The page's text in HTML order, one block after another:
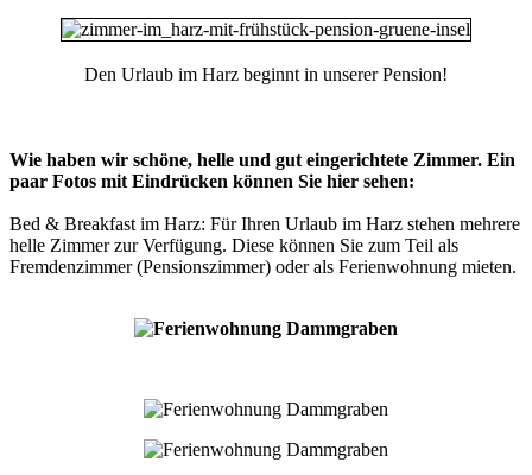
Den Urlaub im Harz beginnt in unserer Pension!
Wie haben wir schöne, helle und gut eingerichtete Zimmer. Ein
paar Fotos mit Eindrücken können Sie hier sehen:
Bed & Breakfast im Harz: Für Ihren Urlaub im Harz stehen mehrere
helle Zimmer zur Verfügung. Diese können Sie zum Teil als
Fremdenzimmer (Pensionszimmer) oder als Ferienwohnung mieten.